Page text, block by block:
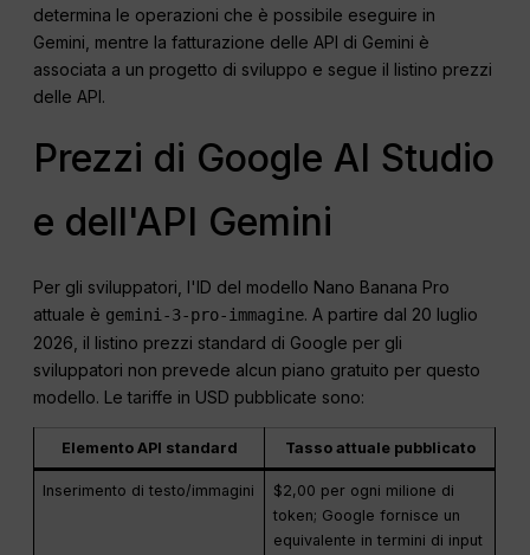
determina le operazioni che è possibile eseguire in
Gemini, mentre la fatturazione delle API di Gemini è
associata a un progetto di sviluppo e segue il listino prezzi
delle API.
Prezzi di Google AI Studio
e dell'API Gemini
Per gli sviluppatori, l'ID del modello Nano Banana Pro
attuale è gemini-3-pro-immagine. A partire dal 20 luglio
2026, il listino prezzi standard di Google per gli
sviluppatori non prevede alcun piano gratuito per questo
modello. Le tariffe in USD pubblicate sono:
Elemento API standard Tasso attuale pubblicato
Inserimento di testo/immagini
$2,00 per ogni milione di
token; Google fornisce un
equivalente in termini di input